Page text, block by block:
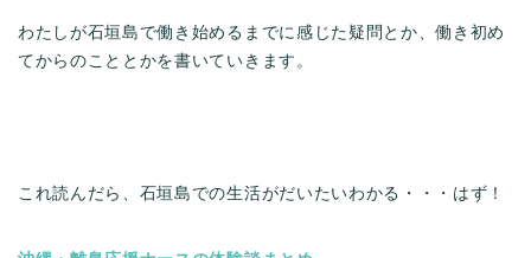
わたしが石垣島で働き始めるまでに感じた疑問とか、働き初め
てからのこととかを書いていきます。
これ読んだら、石垣島での生活がだいたいわかる・・・はず！